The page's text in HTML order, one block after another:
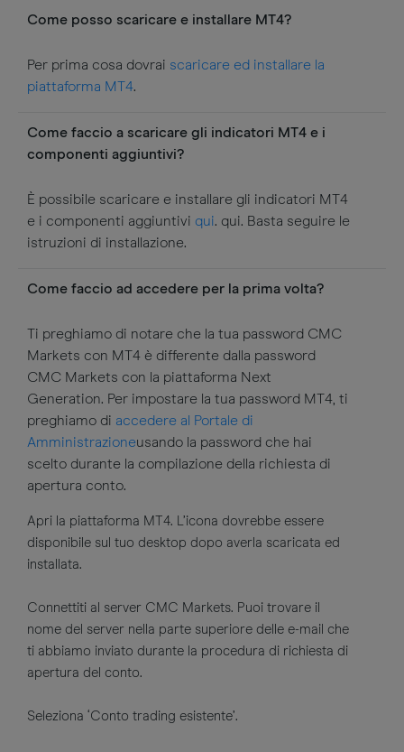
Come posso scaricare e installare MT4?
Per prima cosa dovrai scaricare ed installare la
piattaforma MT4.
Come faccio a scaricare gli indicatori MT4 e i
componenti aggiuntivi?
È possibile scaricare e installare gli indicatori MT4
e i componenti aggiuntivi qui. qui. Basta seguire le
istruzioni di installazione.
Come faccio ad accedere per la prima volta?
Ti preghiamo di notare che la tua password CMC
Markets con MT4 è differente dalla password
CMC Markets con la piattaforma Next
Generation. Per impostare la tua password MT4, ti
preghiamo di accedere al Portale di
Amministrazioneusando la password che hai
scelto durante la compilazione della richiesta di
apertura conto.
Apri la piattaforma MT4. L’icona dovrebbe essere
disponibile sul tuo desktop dopo averla scaricata ed
installata.
Connettiti al server CMC Markets. Puoi trovare il
nome del server nella parte superiore delle e-mail che
ti abbiamo inviato durante la procedura di richiesta di
apertura del conto.
Seleziona ‘Conto trading esistente’.